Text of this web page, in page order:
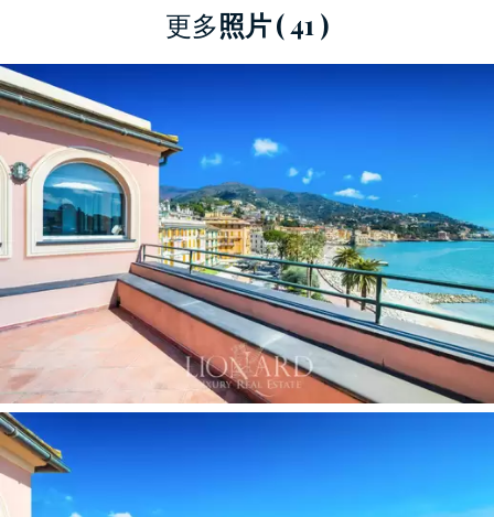
時刻。我們繼續進行同樣全景的書房，兩間臥
室，其中主臥室寬敞，一間現代化的浴室和一個
帶洗衣房的大廚房區。
其位於拉帕洛歷史中心的優越海濱位置，以及陽
光明媚和停車車庫的存在，使這家酒店以奢華和
舒適的名義成為海邊度假的完美選擇。
更多照片( 41 )